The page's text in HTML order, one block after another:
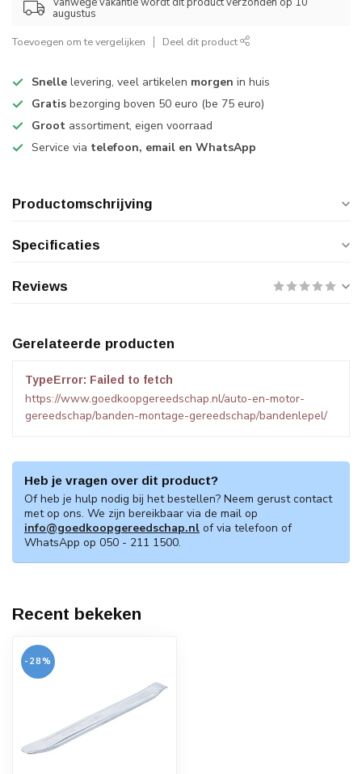
augustus
Toevoegen om te vergelijken Deel dit product
Snelle levering, veel artikelen morgen in huis
Gratis bezorging boven 50 euro (be 75 euro)
Groot assortiment, eigen voorraad
Service via telefoon, email en WhatsApp
Productomschrijving
Specificaties
Reviews
Gerelateerde producten
TypeError: Failed to fetch
https://www.goedkoopgereedschap.nl/auto-en-motor-
gereedschap/banden-montage-gereedschap/bandenlepel/
Heb je vragen over dit product?
Of heb je hulp nodig bij het bestellen? Neem gerust contact
met op ons. We zijn bereikbaar via de mail op
info@goedkoopgereedschap.nl of via telefoon of
WhatsApp op 050 - 211 1500.
Recent bekeken
-28%